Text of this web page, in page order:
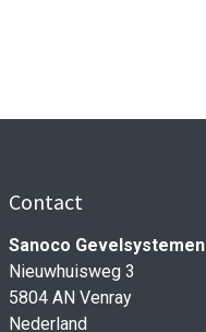
Contact
Sanoco Gevelsystemen
Nieuwhuisweg 3
5804 AN Venray
Nederland